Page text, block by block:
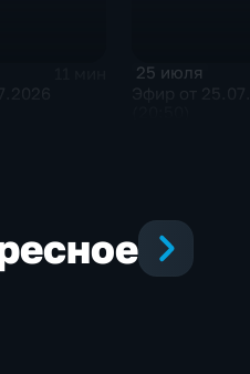
25 июля